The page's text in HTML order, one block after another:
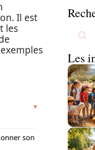
Il est
les
son
Les